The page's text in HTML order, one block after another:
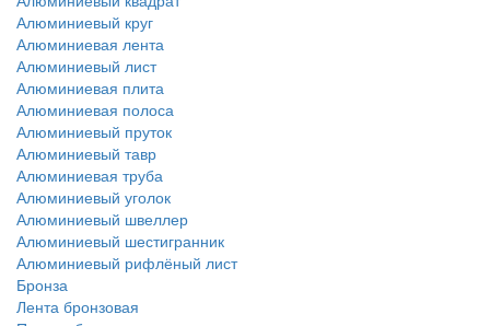
Алюминиевый круг
Алюминиевая лента
Алюминиевый лист
Алюминиевая плита
Алюминиевая полоса
Алюминиевый пруток
Алюминиевый тавр
Алюминиевая труба
Алюминиевый уголок
Алюминиевый швеллер
Алюминиевый шестигранник
Алюминиевый рифлёный лист
Бронза
Лента бронзовая